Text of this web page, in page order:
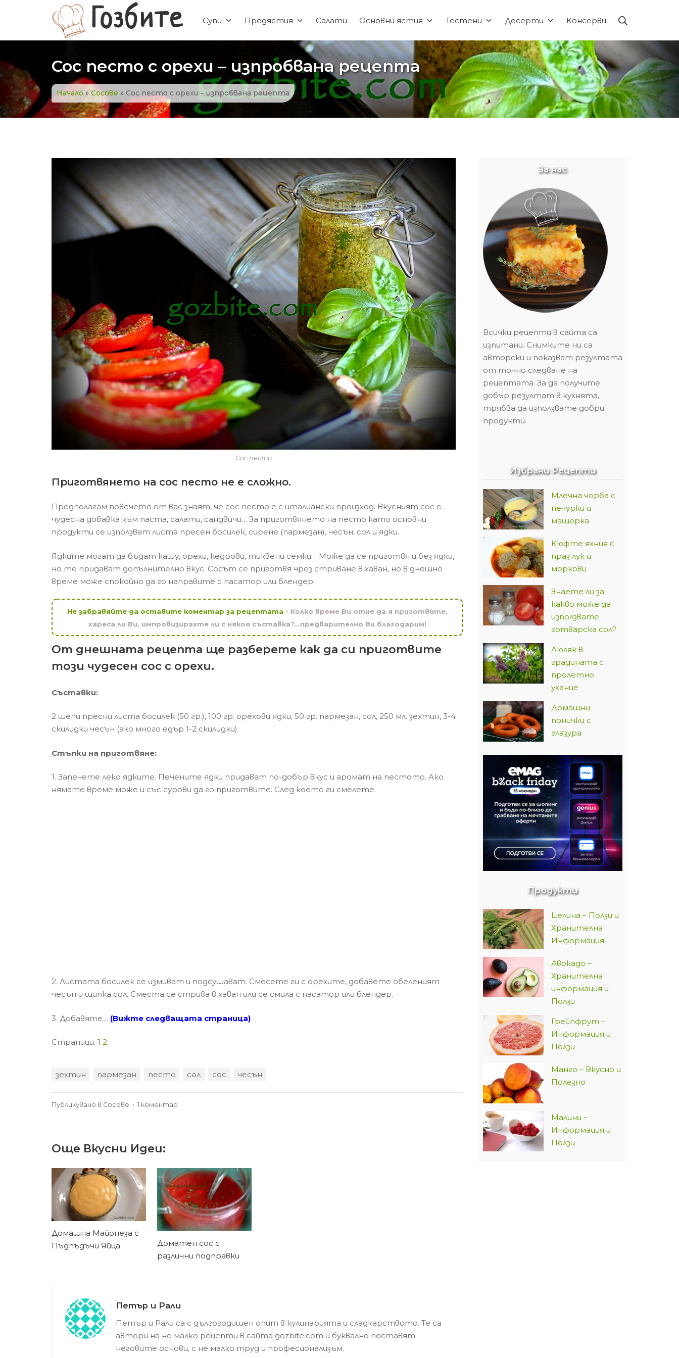
съдържанието
Гозбите Супи Предястия Салати Основни ястия Тестени Десерти Консерви
Сос песто с орехи – изпробвана рецепта
Начало » Сосове » Сос песто с орехи – изпробвана рецепта
Сос песто
Приготвянето на сос песто не е сложно.
Предполагам повечето от вас знаят, че сос песто е с италиански произход. Вкусният сос е
чудесна добавка към паста, салати, сандвичи… За приготвянето на песто като основни
продукти се използват листа пресен босилек, сирене (пармезан), чесън, сол и ядки.
Ядките могат да бъдат кашу, орехи, кедрови, тиквени семки… Може да се приготвя и без ядки,
но те придават допълнително вкус. Сосът се приготвя чрез стриване в хаван, но в днешно
време може спокойно да го направите с пасатор или блендер.
Не забравяйте да оставите коментар за рецептата - Колко време Ви отне да я приготвите,
хареса ли Ви, импровизирахте ли с някоя съставка?...предварително Ви благодарим!
От днешната рецепта ще разберете как да си приготвите
този чудесен сос с орехи.
Съставки:
2 шепи пресни листа босилек (50 гр.), 100 гр. орехови ядки, 50 гр. пармезан, сол, 250 мл. зехтин, 3-4
скилидки чесън (ако много едър 1-2 скилидки).
Стъпки на приготвяне:
1. Запечете леко ядките. Печените ядки придават по-добър вкус и аромат на пестото. Ако
нямате време може и със сурови да го приготвите. След което ги смелете.
2. Листата босилек се измиват и подсушават. Смесете ги с орехите, добавете обеленият
чесън и щипка сол. Сместа се стрива в хаван или се смила с пасатор или блендер.
3. Добавяте… (Вижте следващата страница)
Страници: 1 2
зехтин пармезан песто сол сос чесън
Публикувано в Сосове • 1 коментар
изпробвана
рецепта
Още Вкусни Идеи:
Домашна Майонеза с
Пъдпъдъчи Яйца
Доматен сос с
различни подправки
Петър и Рали
Петър и Рали са с дългогодишен опит в кулинарията и сладкарството. Те са
автори на не малко рецепти в сайта gozbite.com и буквално поставят
неговите основи, с не малко труд и професионализъм.
За нас
Всички рецепти в сайта са
изпитани. Снимките ни са
авторски и показват резултата
от точно следване на
рецептата. За да получите
добър резултат в кухнята,
трябва да използвате добри
продукти.
Избрани Рецепти
Млечна чорба с
печурки и
мащерка
Кюфте яхния с
праз лук и
моркови
Знаете ли за
какво може да
използвате
готварска сол?
Люляк в
градината с
пролетно
ухание
Домашни
понички с
глазура
Продукти
Целина – Ползи и
Хранителна
Информация
Авокадо –
Хранителна
информация и
Ползи
Грейпфрут –
Информация и
Ползи
Манго – Вкусно и
Полезно
Малини –
Информация и
Ползи